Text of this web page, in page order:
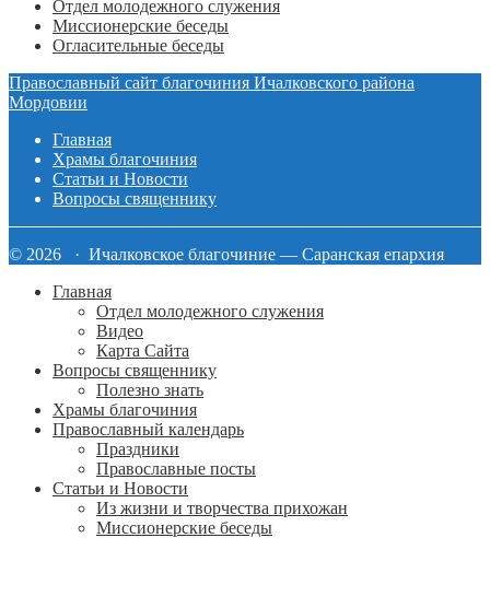
Отдел молодежного служения
Миссионерские беседы
Огласительные беседы
Православный сайт благочиния Ичалковского района
Мордовии
Главная
Храмы благочиния
Статьи и Новости
Вопросы священнику
© 2026 · Ичалковское благочиние — Саранская епархия
Главная
Отдел молодежного служения
Видео
Карта Сайта
Вопросы священнику
Полезно знать
Храмы благочиния
Православный календарь
Праздники
Православные посты
Статьи и Новости
Из жизни и творчества прихожан
Миссионерские беседы